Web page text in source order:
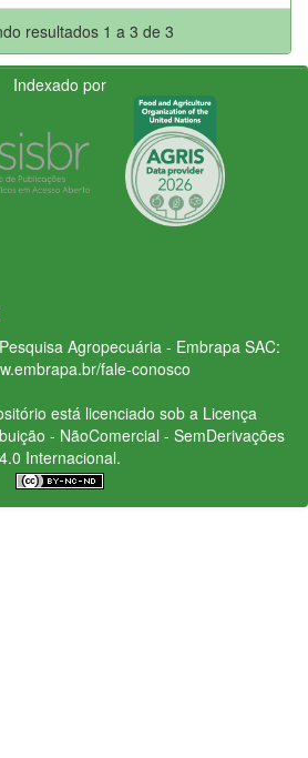
resultados 1 a 3 de 3
Indexado por
Agropecuária - Embrapa SAC:
fale-conosco
está licenciado sob a Licença
- NãoComercial - SemDerivações
4.0 Internacional.